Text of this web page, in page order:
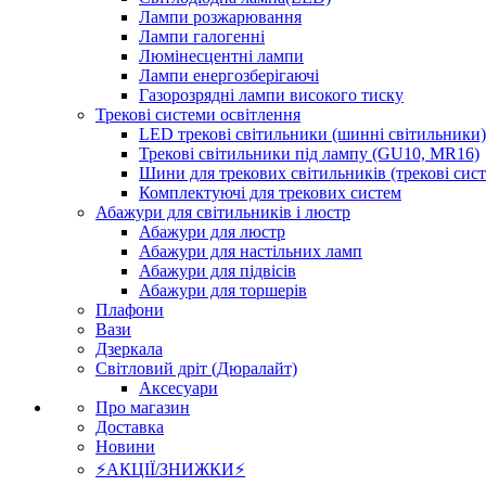
Лампи розжарювання
Лампи галогенні
Люмінесцентні лампи
Лампи енергозберігаючі
Газорозрядні лампи високого тиску
Трекові системи освітлення
LED трекові світильники (шинні світильники)
Трекові світильники під лампу (GU10, MR16)
Шини для трекових світильників (трекові
Комплектуючі для трекових систем
Абажури для світильників і люстр
Абажури для люстр
Абажури для настільних ламп
Абажури для підвісів
Абажури для торшерів
Плафони
Вази
Дзеркала
Світловий дріт (Дюралайт)
Аксесуари
Про магазин
Доставка
Новини
⚡АКЦІЇ/ЗНИЖКИ⚡